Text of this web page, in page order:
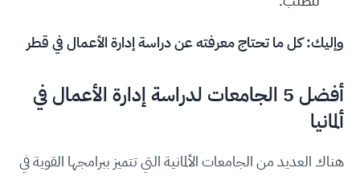
وإليك:كل ما تحتاج معرفته عن دراسة إدارة الأعمال في قطر
أفضل 5 الجامعات لدراسة إدارة الأعمال في
ألمانيا
هناك العديد من الجامعات الألمانية التي تتميز ببرامجها القوية في